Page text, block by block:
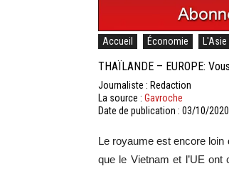
Accueil Économie
THAÏLANDE – EUROPE:
Journaliste : Redaction
La source : Gavroche
Date de publication : 03/10/2020
Le royaume est encore loin
que le Vietnam et l’UE ont